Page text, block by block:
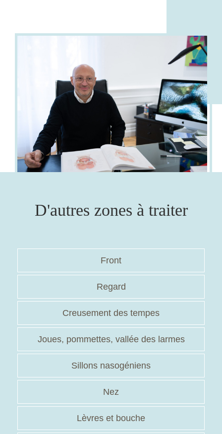
D'autres zones à traiter
Front
Regard
Creusement des tempes
Joues, pommettes, vallée des larmes
Sillons nasogéniens
Nez
Lèvres et bouche